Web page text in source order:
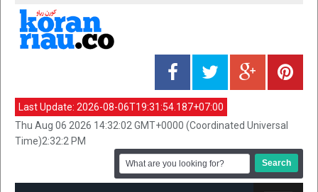
Last Update: 2026-08-06T19:31:54.187+07:00
Thu Aug 06 2026 14:32:02 GMT+0000 (Coordinated Universal
Time)2:32:2 PM